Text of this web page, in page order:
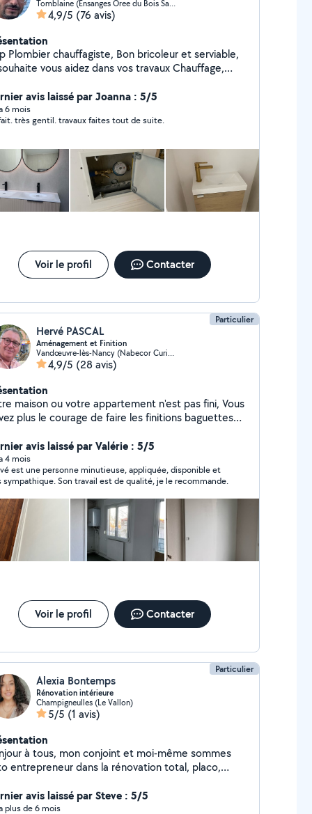
Tomblaine (Ensanges Oree du Bois Sainte-Marguerite)
4,9/5 (76 avis)
chauffagiste, Bon bricoleur et serviable,
vous aidez dans vos travaux Chauffage,
kit Je met mes compétences à votre service.
avis laissé par Joanna : 5/5
6 mois
parfait. très gentil. travaux faites tout de suite.
Voir le profil Contacter
Particulier
Hervé PASCAL
Aménagement et Finition
Vandœuvre-lès-Nancy (Nabecor Curie Brichambeau)
4,9/5 (28 avis)
maison ou votre appartement n'est pas fini, Vous
plus le courage de faire les finitions baguettes
. N'hésitez pas à me contacter. ,Tous travaux
d'intérieur et d'extérieur. Travail soigné et
N'hésitez pas à me questionner . A très
Le bricoleur en qui vous pouvez avoir
avis laissé par Valérie : 5/5
4 mois
est une personne minutieuse, appliquée, disponible et
sympathique. Son travail est de qualité, je le recommande.
Voir le profil Contacter
Particulier
Alexia Bontemps
Rénovation intérieure
Champigneulles (Le Vallon)
5/5 (1 avis)
à tous, mon conjoint et moi-même sommes
entrepreneur dans la rénovation total, placo,
main... Nous serions ravis de réaliser vos projets
avis laissé par Steve : 5/5
plus de 6 mois